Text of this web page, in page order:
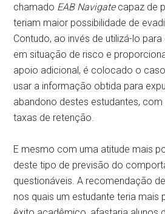
chamado EAB Navigate capaz de
teriam maior possibilidade de
Contudo, ao invés de utilizá-lo
em situação de risco e
apoio adicional, é colocado o
usar a informação obtida para
abandono destes estudantes,
taxas de retenção.
E mesmo com uma atitude mais
deste tipo de previsão do
questionáveis. A recomendação
nos quais um estudante teria mais